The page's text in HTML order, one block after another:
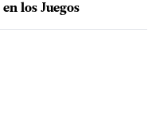
los Juegos